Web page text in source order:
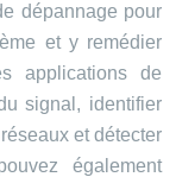
dépannage pour
et y remédier
applications de
signal, identifier
et détecter
également